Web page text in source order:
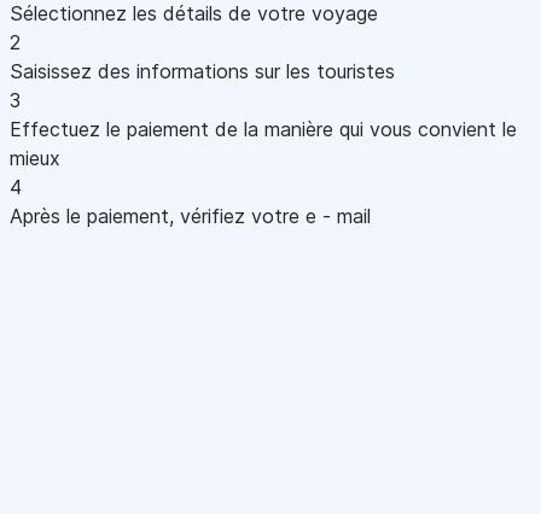
Sélectionnez les détails de votre voyage
2
Saisissez des informations sur les touristes
3
Effectuez le paiement de la manière qui vous convient le
mieux
4
Après le paiement, vérifiez votre e - mail